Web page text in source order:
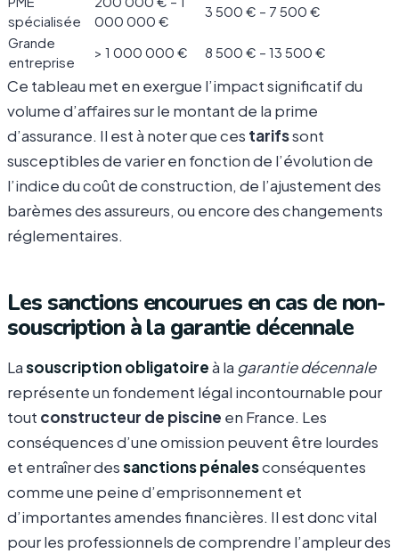
spécialisée
000 000 €
3 500 € – 7 500 €
Grande
entreprise
> 1 000 000 € 8 500 € – 13 500 €
Ce tableau met en exergue l’impact significatif du
volume d’affaires sur le montant de la prime
d’assurance. Il est à noter que ces tarifssont
susceptibles de varier en fonction de l’évolution de
l’indice du coût de construction, de l’ajustement des
barèmes des assureurs, ou encore des changements
réglementaires.
Les sanctions encourues en cas de non-
souscription à la garantie décennale
Lasouscription obligatoireà la garantie décennale
représente un fondement légal incontournable pour
tout constructeur de piscine en France. Les
conséquences d’une omission peuvent être lourdes
et entraîner dessanctions pénalesconséquentes
comme une peine d’emprisonnement et
d’importantes amendes financières. Il est donc vital
pour les professionnels de comprendre l’ampleur des